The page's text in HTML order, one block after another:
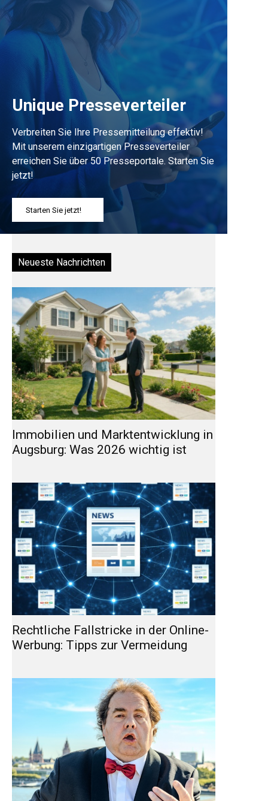
Unique Presseverteiler
Verbreiten Sie Ihre Pressemitteilung effektiv!
Mit unserem einzigartigen Presseverteiler
erreichen Sie über 50 Presseportale. Starten Sie
jetzt!
Starten Sie jetzt!
Neueste Nachrichten
Immobilien und Marktentwicklung in
Augsburg: Was 2026 wichtig ist
Rechtliche Fallstricke in der Online-
Werbung: Tipps zur Vermeidung